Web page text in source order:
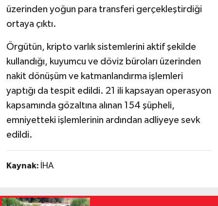
üzerinden yoğun para transferi gerçekleştirdiği
ortaya çıktı.
Örgütün, kripto varlık sistemlerini aktif şekilde
kullandığı, kuyumcu ve döviz büroları üzerinden
nakit dönüşüm ve katmanlandırma işlemleri
yaptığı da tespit edildi. 21 ili kapsayan operasyon
kapsamında gözaltına alınan 154 şüpheli,
emniyetteki işlemlerinin ardından adliyeye sevk
edildi.
Kaynak: İHA